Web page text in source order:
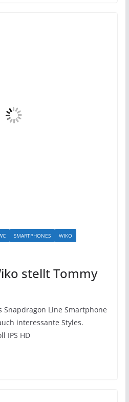
SMARTPHONES WIKO
stellt Tommy
Snapdragon Line Smartphone
interessante Styles.
IPS HD